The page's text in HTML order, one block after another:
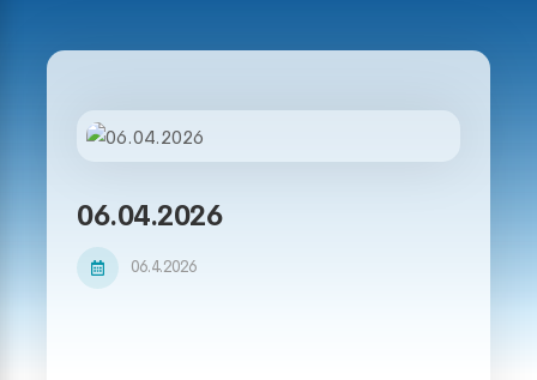
06.04.2026
06.4.2026